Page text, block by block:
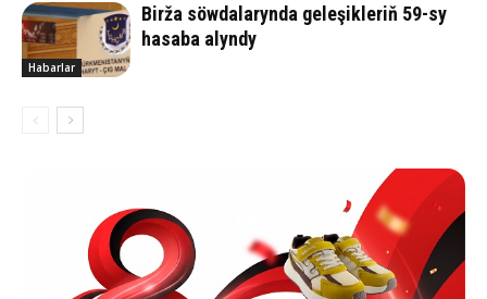
Habarlar
Birža söwdalarynda geleşikleriň 59-sy
hasaba alyndy